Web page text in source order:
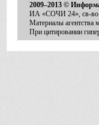
2009–2013 ©
ИА «СОЧИ 24», св-
Материалы агентства
При цитировании